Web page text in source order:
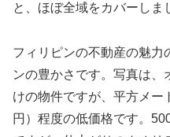
と、ほぼ全域をカバーしま
フィリピンの不動産の魅力
ンの豊かさです。写真は、
けの物件ですが、平方メ
円）程度の低価格です。